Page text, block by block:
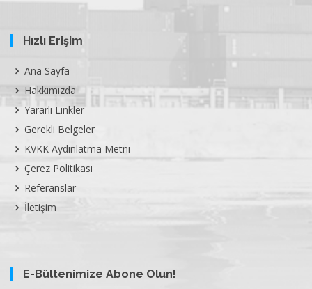
Hızlı Erişim
Ana Sayfa
Hakkımızda
Yararlı Linkler
Gerekli Belgeler
KVKK Aydınlatma Metni
Çerez Politikası
Referanslar
İletişim
E-Bültenimize Abone Olun!